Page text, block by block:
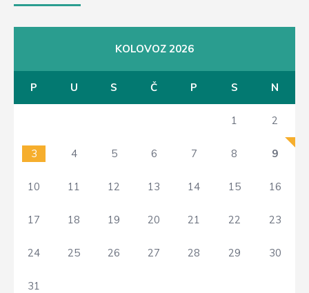
KOLOVOZ 2026
P U S Č P S N
1 2
3 4 5 6 7 8 9
10 11 12 13 14 15 16
17 18 19 20 21 22 23
24 25 26 27 28 29 30
31